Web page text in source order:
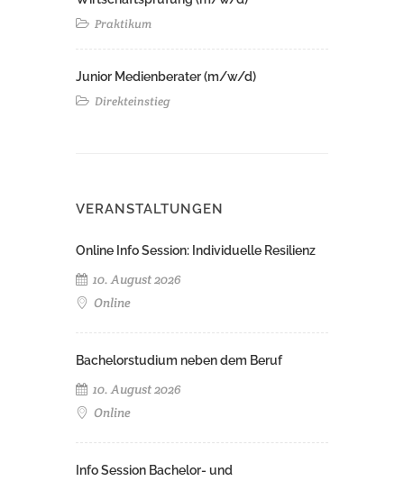
Praktikum
Junior Medienberater (m/w/d)
Direkteinstieg
VERANSTALTUNGEN
Online Info Session: Individuelle Resilienz
10. August 2026
Online
Bachelorstudium neben dem Beruf
10. August 2026
Online
Info Session Bachelor- und